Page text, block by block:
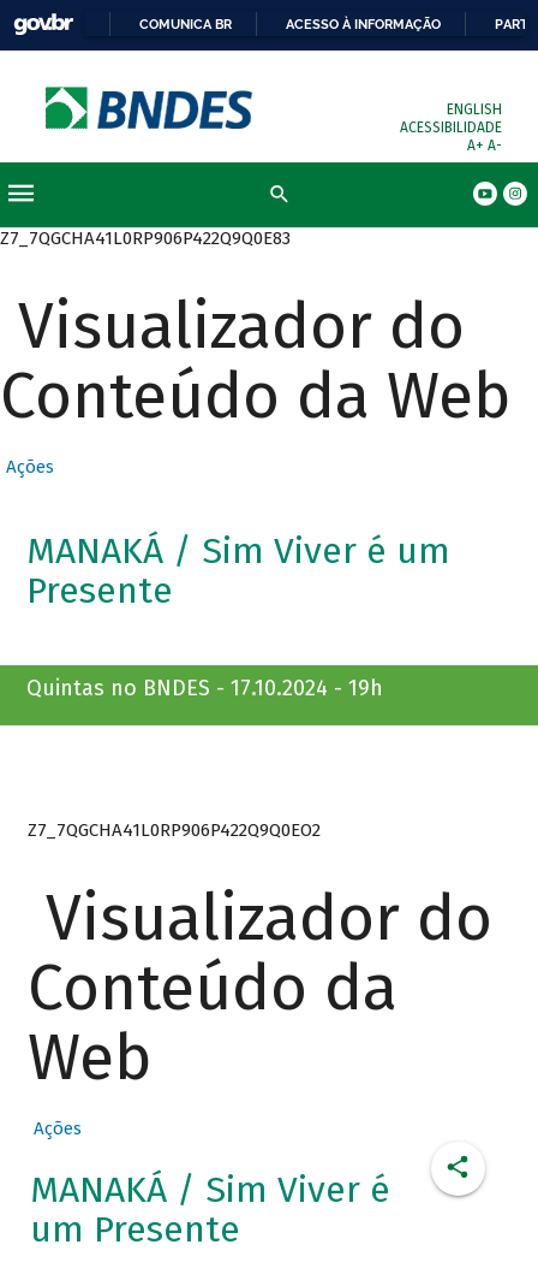
COMUNICA BR ACESSO À INFORMAÇÃO
ENGLISH
ACESSIBILIDADE
A+ A-
Z7_7QGCHA41L0RP906P422Q9Q0E83
Visualizador do
Conteúdo da Web
Ações
MANAKÁ / Sim Viver é um
Presente
Quintas no BNDES - 17.10.2024 - 19h
Z7_7QGCHA41L0RP906P422Q9Q0EO2
Visualizador do
Conteúdo da
Web
Ações
MANAKÁ / Sim Viver é
um Presente